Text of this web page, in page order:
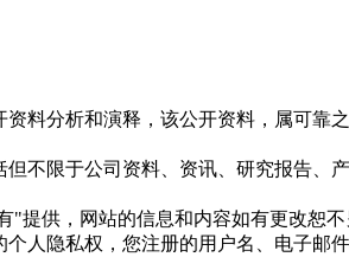
资料分析和演释，该公开资料，属可
但不限于公司资料、资讯、研究报告
提供，网站的信息和内容如有更改恕不
个人隐私权，您注册的用户名、电子